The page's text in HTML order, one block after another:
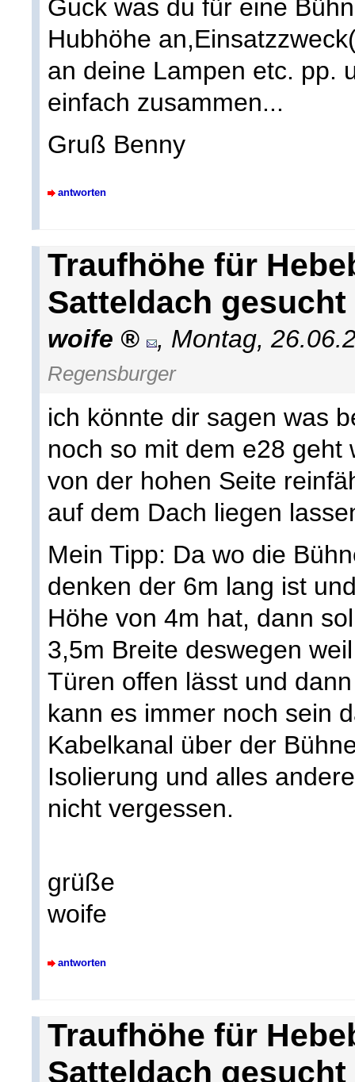
Guck was du für eine
Hubhöhe
an deine Lampen etc. pp.
einfach zusammen...
Gruß Benny
antworten
Traufhöhe für
Satteldach gesucht
woife , Montag,
Regensburger
ich könnte dir sagen was
noch so mit dem e28
von der hohen Seite
auf dem Dach liegen
Mein Tipp: Da wo die
denken der 6m lang ist
Höhe von 4m hat, dann
3,5m Breite deswegen
Türen offen lässt und
kann es immer noch sein
Kabelkanal über der
Isolierung und alles
nicht vergessen.
grüße
woife
antworten
Traufhöhe für
Satteldach gesucht